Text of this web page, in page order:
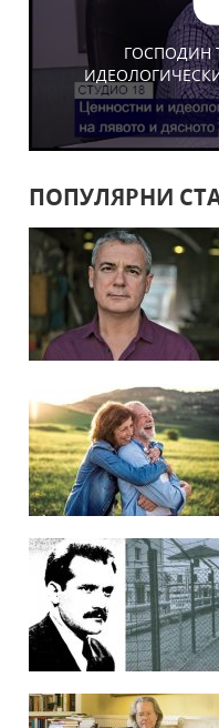
ГОСПОДИН
ПОПУЛЯРНИ